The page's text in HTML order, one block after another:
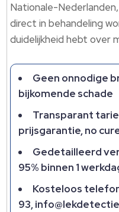
Nationale-
direct in behandeling
duidelijkheid hebt over
Geen onnodige
bijkomende schade
Transparant
prijsgarantie, no
Gedetailleerd
95% binnen 1
Kosteloos
93,